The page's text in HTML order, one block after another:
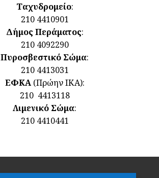
Ταχυδρομείο:
210 4410901
Δήμος Περάματος:
210 4092290
Πυροσβεστικό Σώμα:
210 4413031
ΕΦΚΑ (Πρώην ΙΚΑ):
210 4413118
Λιμενικό Σώμα:
210 4410441